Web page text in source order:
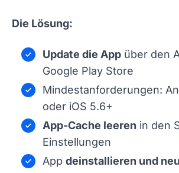
Die Lösung:
Update die App über den
Google Play Store
Mindestanforderungen:
oder iOS 5.6+
App-Cache leeren in den
Einstellungen
App deinstallieren und